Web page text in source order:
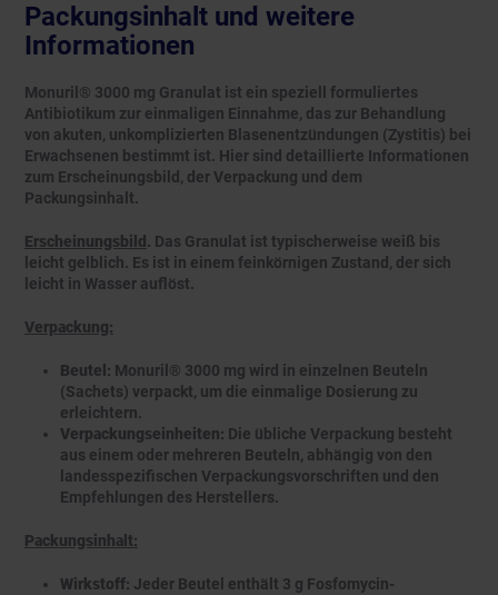
Packungsinhalt und weitere
Informationen
Monuril® 3000 mg Granulat ist ein speziell formuliertes
Antibiotikum zur einmaligen Einnahme, das zur Behandlung
von akuten, unkomplizierten Blasenentzündungen (Zystitis) bei
Erwachsenen bestimmt ist. Hier sind detaillierte Informationen
zum Erscheinungsbild, der Verpackung und dem
Packungsinhalt.
Erscheinungsbild . Das Granulat ist typischerweise weiß bis
leicht gelblich. Es ist in einem feinkörnigen Zustand, der sich
leicht in Wasser auflöst.
Verpackung:
Beutel: Monuril® 3000 mg wird in einzelnen Beuteln
(Sachets) verpackt, um die einmalige Dosierung zu
erleichtern.
Verpackungseinheiten: Die übliche Verpackung besteht
aus einem oder mehreren Beuteln, abhängig von den
landesspezifischen Verpackungsvorschriften und den
Empfehlungen des Herstellers.
Packungsinhalt:
Wirkstoff: Jeder Beutel enthält 3 g Fosfomycin-